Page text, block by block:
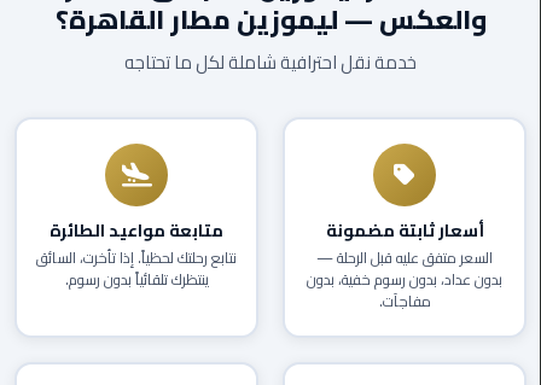
EN
AR
ليموزين
العين
العرب
الغردقة
والعكس — ليموزين مطار القاهرة؟
خدمة نقل احترافية شاملة لكل ما تحتاجه
أسعار ثابتة مضمونة
السعر متفق عليه قبل الرحلة —
بدون عداد، بدون رسوم خفية، بدون
مفاجآت.
متابعة مواعيد الطائرة
نتابع رحلتك لحظياً. إذا تأخرت، السائق
ينتظرك تلقائياً بدون رسوم.